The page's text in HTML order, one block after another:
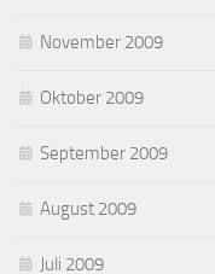
November 2009
Oktober 2009
September 2009
August 2009
Juli 2009